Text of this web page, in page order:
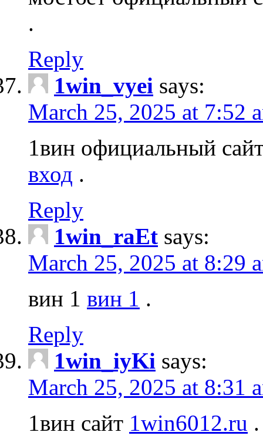
.
Reply
1win_vyei says:
March 25, 2025 at 7:52
1вин официальный
вход .
Reply
1win_raEt says:
March 25, 2025 at 8:29
вин 1 вин 1 .
Reply
1win_iyKi says:
March 25, 2025 at 8:31
1вин сайт 1win6012.ru .